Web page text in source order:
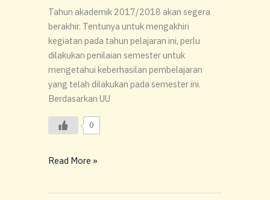
Tahun akademik 2017/2018 akan segera
berakhir. Tentunya untuk mengakhiri
kegiatan pada tahun pelajaran ini, perlu
dilakukan penilaian semester untuk
mengetahui keberhasilan pembelajaran
yang telah dilakukan pada semester ini.
Berdasarkan UU
0
Read More »